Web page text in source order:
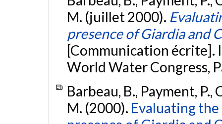
M. (juillet 2000).
presence of Giardia and
[Communication
World Water Congress,
Barbeau, B., Payment, P.,
M. (2000). Evaluating